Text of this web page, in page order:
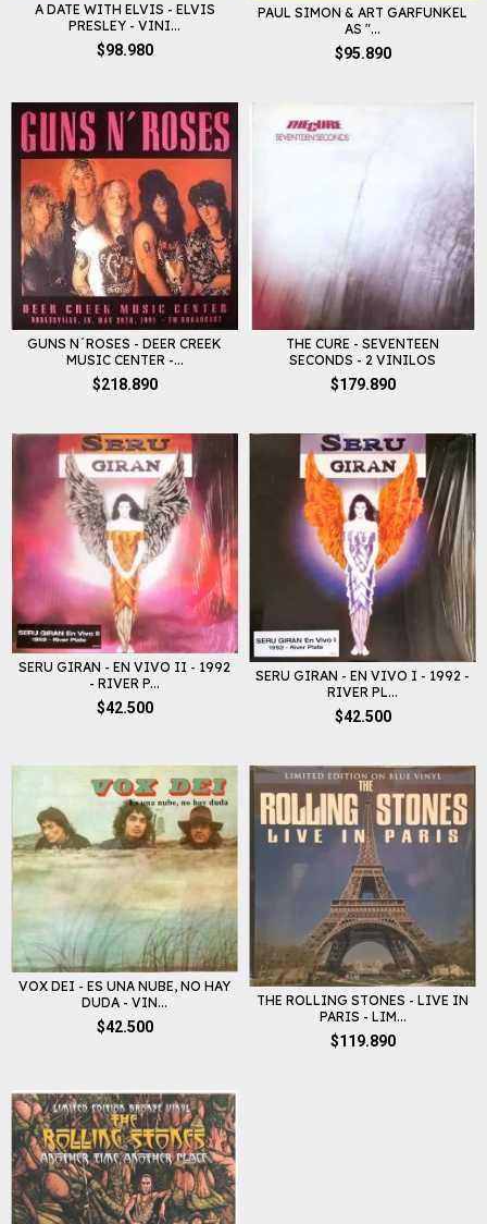
A DATE WITH ELVIS - ELVIS
PRESLEY - VINI...
$98.980
PAUL SIMON & ART GARFUNKEL
AS "...
$95.890
GUNS N´ROSES - DEER CREEK
MUSIC CENTER -...
$218.890
THE CURE - SEVENTEEN
SECONDS - 2 VINILOS
$179.890
SERU GIRAN - EN VIVO II - 1992
- RIVER P...
$42.500
SERU GIRAN - EN VIVO I - 1992 -
RIVER PL...
$42.500
VOX DEI - ES UNA NUBE, NO HAY
DUDA - VIN...
$42.500
THE ROLLING STONES - LIVE IN
PARIS - LIM...
$119.890